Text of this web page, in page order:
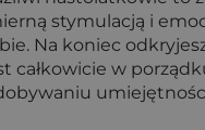
stymulacją i
Na koniec
w